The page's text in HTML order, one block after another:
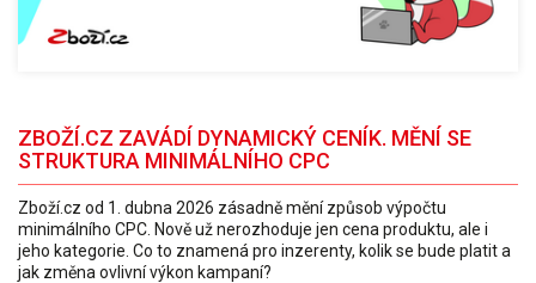
ZBOŽÍ.CZ ZAVÁDÍ DYNAMICKÝ CENÍK. MĚNÍ SE
STRUKTURA MINIMÁLNÍHO CPC
Zboží.cz od 1. dubna 2026 zásadně mění způsob výpočtu
minimálního CPC. Nově už nerozhoduje jen cena produktu, ale i
jeho kategorie. Co to znamená pro inzerenty, kolik se bude platit a
jak změna ovlivní výkon kampaní?